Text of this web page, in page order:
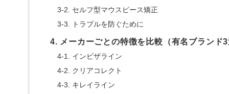
3-2. セルフ型マウスピース矯正
3-3. トラブルを防ぐために
4. メーカーごとの特徴を比較（有名ブランド3
4-1. インビザライン
4-2. クリアコレクト
4-3. キレイライン